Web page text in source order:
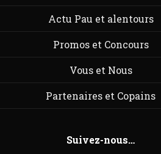
Actu Pau et alentours
Promos et Concours
Vous et Nous
Partenaires et Copains
Suivez-nous…